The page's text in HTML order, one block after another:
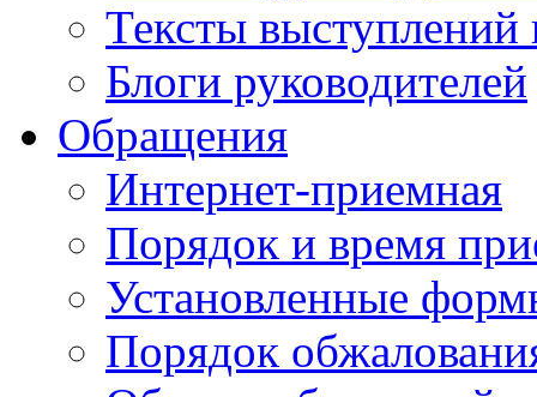
Тексты выступлений
Блоги руководителей
Обращения
Интернет-приемная
Порядок и время
Установленные
Порядок